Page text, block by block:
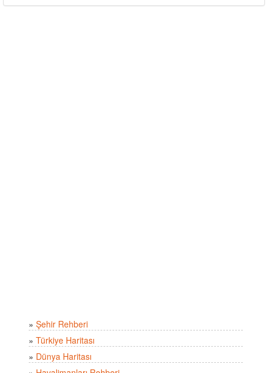
» Şehir Rehberi
» Türkiye Haritası
» Dünya Haritası